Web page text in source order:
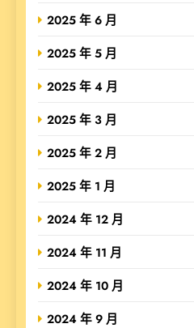
2025 年 6 月
2025 年 5 月
2025 年 4 月
2025 年 3 月
2025 年 2 月
2025 年 1 月
2024 年 12 月
2024 年 11 月
2024 年 10 月
2024 年 9 月